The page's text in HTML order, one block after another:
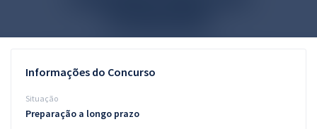
Blog
Informações do Concurso
Situação
Preparação a longo prazo